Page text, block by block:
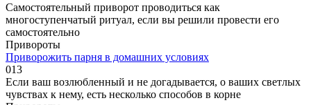
Самостоятельный приворот проводиться как
многоступенчатый ритуал, если вы решили провести его
самостоятельно
Привороты
Приворожить парня в домашних условиях
013
Если ваш возлюбленный и не догадывается, о ваших светлых
чувствах к нему, есть несколько способов в корне